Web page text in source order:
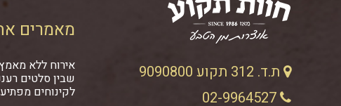
ת.ד. 312 תקוע 9090800
מאמרים
אירוח ללא
שבין סלטים
לקינוחים